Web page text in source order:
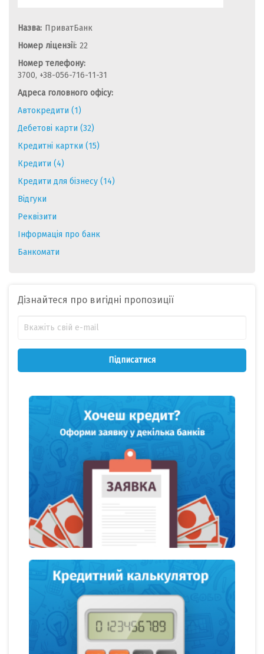
Назва: ПриватБанк
Номер ліцензії: 22
Номер телефону:
3700, +38-056-716-11-31
Адреса головного офісу:
Автокредити (1)
Дебетові карти (32)
Кредитні картки (15)
Кредити (4)
Кредити для бізнесу (14)
Відгуки
Реквізити
Інформація про банк
Банкомати
Дізнайтеся про вигідні пропозиції
Підписатися